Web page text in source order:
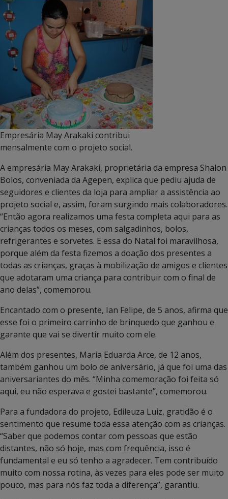
Empresária May Arakaki contribui
mensalmente com o projeto social.
A empresária May Arakaki, proprietária da empresa Shalon
Bolos, conveniada da Agepen, explica que pediu ajuda de
seguidores e clientes da loja para ampliar a assistência ao
projeto social e, assim, foram surgindo mais colaboradores.
“Então agora realizamos uma festa completa aqui para as
crianças todos os meses, com salgadinhos, bolos,
refrigerantes e sorvetes. E essa do Natal foi maravilhosa,
porque além da festa fizemos a doação dos presentes a
todas as crianças, graças à mobilização de amigos e clientes
que adotaram uma criança para contribuir com o final de
ano delas”, comemorou.
Encantado com o presente, Ian Felipe, de 5 anos, afirma que
esse foi o primeiro carrinho de brinquedo que ganhou e
garante que vai se divertir muito com ele.
Além dos presentes, Maria Eduarda Arce, de 12 anos,
também ganhou um bolo de aniversário, já que foi uma das
aniversariantes do mês. “Minha comemoração foi feita só
aqui, eu não esperava e gostei bastante”, comemorou.
Para a fundadora do projeto, Edileuza Luiz, gratidão é o
sentimento que resume toda essa atenção com as crianças.
“Saber que podemos contar com pessoas que estão
distantes, não só hoje, mas com frequência, isso é
fundamental e eu só tenho a agradecer. Tem contribuído
muito com nossa rotina, às vezes para eles pode ser muito
pouco, mas para nós faz toda a diferença”, garantiu.